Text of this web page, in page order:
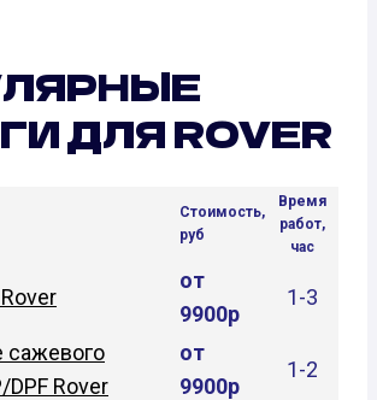
ДЛЯ ROVER
Стоимость,
руб
Время
работ,
час
от
9900р
1-3
сажевого
DPF Rover
от
9900р
1-2